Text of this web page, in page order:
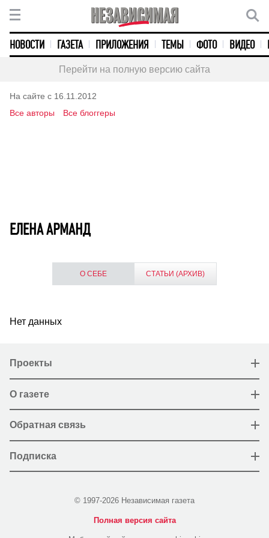
НОВОСТИ ГАЗЕТА ПРИЛОЖЕНИЯ ТЕМЫ ФОТО ВИДЕО
Перейти на полную версию сайта
На сайте с 16.11.2012
Все авторы
Все блоггеры
ЕЛЕНА АРМАНД
О СЕБЕ СТАТЬИ (АРХИВ)
Нет данных
Проекты
О газете
Обратная связь
Подписка
© 1997-2026 Независимая газета
Полная версия сайта